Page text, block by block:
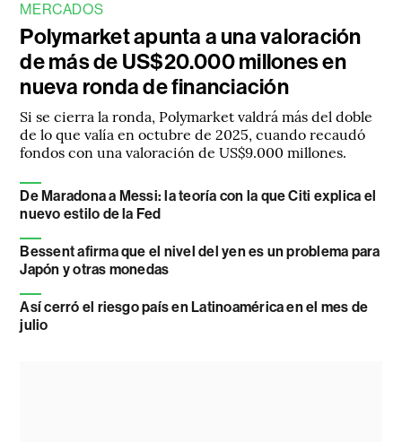
MERCADOS
Polymarket apunta a una valoración
de más de US$20.000 millones en
nueva ronda de financiación
Si se cierra la ronda, Polymarket valdrá más del doble
de lo que valía en octubre de 2025, cuando recaudó
fondos con una valoración de US$9.000 millones.
De Maradona a Messi: la teoría con la que Citi explica el
nuevo estilo de la Fed
Bessent afirma que el nivel del yen es un problema para
Japón y otras monedas
Así cerró el riesgo país en Latinoamérica en el mes de
julio